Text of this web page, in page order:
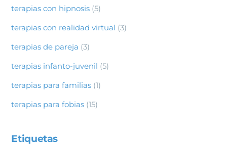
terapias con hipnosis (5)
terapias con realidad virtual (3)
terapias de pareja (3)
terapias infanto-juvenil (5)
terapias para familias (1)
terapias para fobias (15)
Etiquetas